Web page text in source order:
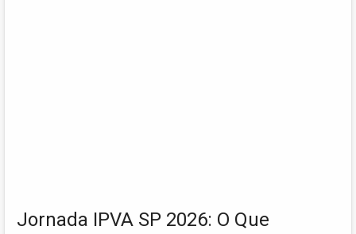
Jornada IPVA SP 2026: O Que